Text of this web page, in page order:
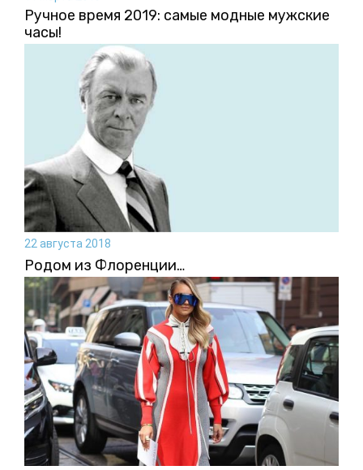
Ручное время 2019: самые модные мужские
часы!
22 августа 2018
Родом из Флоренции…